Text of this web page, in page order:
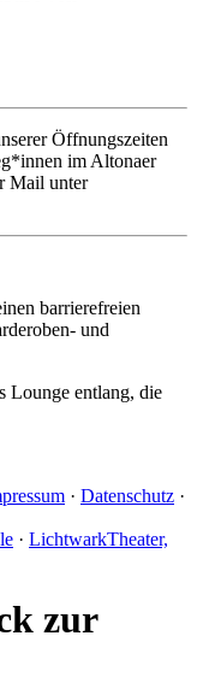
Öffnungszeiten
im Altonaer
Mail unter
barrierefreien
und
Lounge entlang, die
· Datenschutz ·
· LichtwarkTheater,
zur